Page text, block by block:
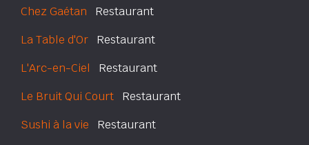
Chez Gaétan Restaurant
La Table d'Or Restaurant
L'Arc-en-Ciel Restaurant
Le Bruit Qui Court Restaurant
Sushi à la vie Restaurant